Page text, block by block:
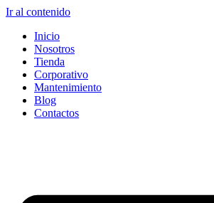
Ir al contenido
Inicio
Nosotros
Tienda
Corporativo
Mantenimiento
Blog
Contactos